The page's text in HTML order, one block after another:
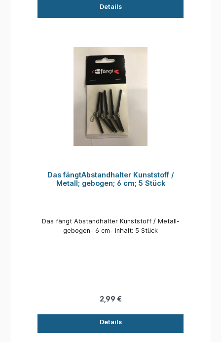
Details
Das fängtAbstandhalter Kunststoff /
Metall; gebogen; 6 cm; 5 Stück
Das fängt Abstandhalter Kunststoff / Metall-
gebogen- 6 cm- Inhalt: 5 Stück
2,99 €
Details